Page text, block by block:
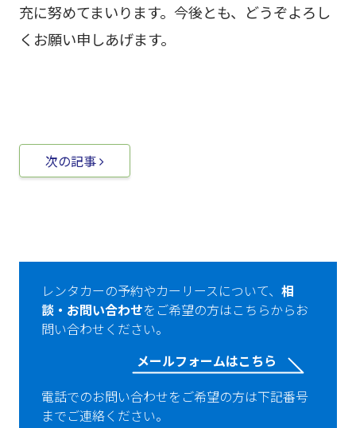
充に努めてまいります。今後とも、どうぞよろし
くお願い申しあげます。
投稿ナビゲーション
次の記事
レンタカーの予約やカーリースについて、 相
談・お問い合わせをご希望の方はこちらからお
問い合わせください。
メールフォームはこちら
電話でのお問い合わせをご希望の方は下記番号
までご連絡ください。